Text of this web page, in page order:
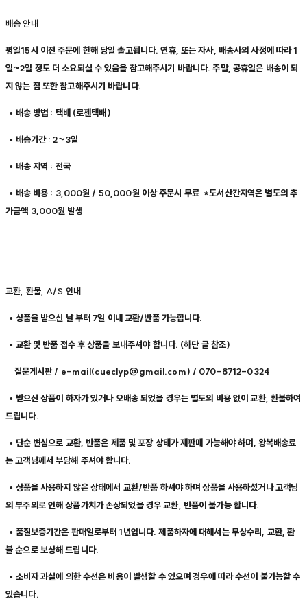
배송 안내
평일15시 이전 주문에 한해 당일 출고됩니다. 연휴, 또는 자사, 배송사의 사정에 따라 1
일~2일 정도 더 소요되실 수 있음을 참고해주시기 바랍니다. 주말, 공휴일은 배송이 되
지 않는 점 또한 참고해주시기 바랍니다.
• 배송 방법 : 택배 (로젠택배)
• 배송기간 : 2~3일
• 배송 지역 : 전국
• 배송 비용 : 3,000원 / 50,000원 이상 주문시 무료 *도서산간지역은 별도의 추
가금액 3,000원 발생
교환, 환불, A/S 안내
• 상품을 받으신 날 부터 7일 이내 교환/반품 가능합니다.
• 교환 및 반품 접수 후 상품을 보내주셔야 합니다. (하단 글 참조)
질문게시판 / e-mail(cueclyp@gmail.com) / 070-8712-0324
• 받으신 상품이 하자가 있거나 오배송 되었을 경우는 별도의 비용 없이 교환, 환불하여
드립니다.
• 단순 변심으로 교환, 반품은 제품 및 포장 상태가 재판매 가능해야 하며, 왕복배송료
는 고객님께서 부담해 주셔야 합니다.
• 상품을 사용하지 않은 상태에서 교환/반품 하셔야 하며 상품을 사용하셨거나 고객님
의 부주의로 인해 상품가치가 손상되었을 경우 교환, 반품이 불가능 합니다.
• 품질보증기간은 판매일로부터 1년입니다. 제품하자에 대해서는 무상수리, 교환, 환
불 순으로 보상해 드립니다.
• 소비자 과실에 의한 수선은 비용이 발생할 수 있으며 경우에 따라 수선이 불가능할 수
있습니다.